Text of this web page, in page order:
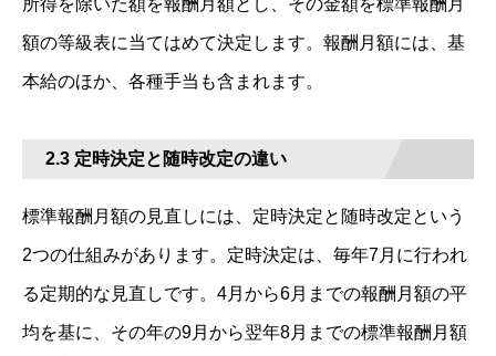
所得を除いた額を報酬月額とし、その金額を標準報酬月
額の等級表に当てはめて決定します。報酬月額には、基
本給のほか、各種手当も含まれます。
2.3 定時決定と随時改定の違い
標準報酬月額の見直しには、定時決定と随時改定という
2つの仕組みがあります。定時決定は、毎年7月に行われ
る定期的な見直しです。4月から6月までの報酬月額の平
均を基に、その年の9月から翌年8月までの標準報酬月額